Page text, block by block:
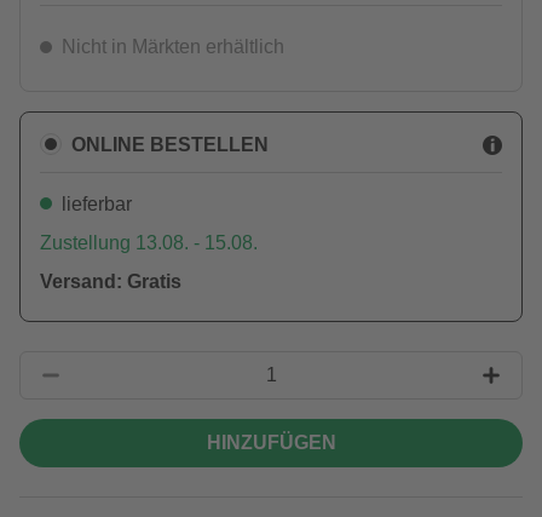
Nicht in Märkten erhältlich
ONLINE BESTELLEN
lieferbar
Zustellung 13.08. - 15.08.
Versand: Gratis
HINZUFÜGEN